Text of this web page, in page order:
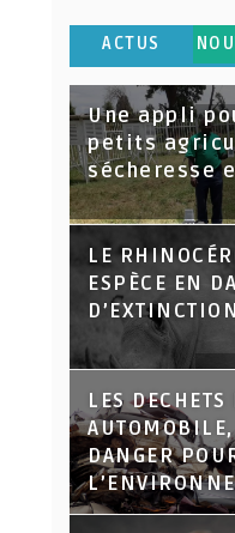
ACTUS
Une appli
petits
sécheresse
LE
ESPÈCE EN
D’EXTINCTION
LES DECHETS
DANGER